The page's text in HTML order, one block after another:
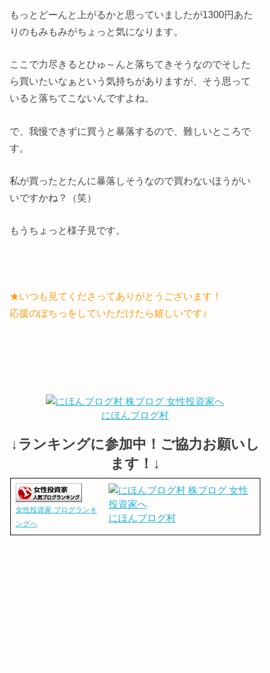
もっとどーんと上がるかと思っていましたが1300円あた
りのもみもみがちょっと気になります。
ここで力尽きるとひゅ～んと落ちてきそうなのでそした
ら買いたいなぁという気持ちがありますが、そう思って
いると落ちてこないんですよね。
で、我慢できずに買うと暴落するので、難しいところで
す。
私が買ったとたんに暴落しそうなので買わないほうがい
いですかね？（笑）
もうちょっと様子見です。
★いつも見てくださってありがとうございます！
応援のぽちっをしていただけたら嬉しいです♪
にほんブログ村
↓ランキングに参加中！ご協力お願いし
ます！↓
女性投資家 ブログランキ
ングへ
にほんブログ村